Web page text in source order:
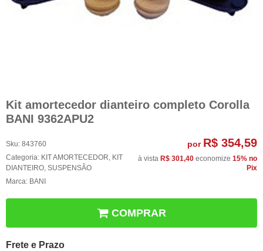
Kit amortecedor dianteiro completo Corolla
BANI 9362APU2
Sku: 843760
Categoria: KIT AMORTECEDOR, KIT
DIANTEIRO, SUSPENSÃO
Marca: BANI
por R$ 354,59
à vista R$ 301,40 economize 15% no
Pix
COMPRAR
Frete e Prazo